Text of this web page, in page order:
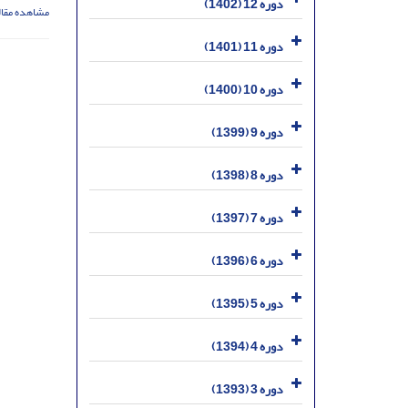
مشاهده
دوره 11 (1401)
دوره 10 (1400)
دوره 9 (1399)
دوره 8 (1398)
دوره 7 (1397)
دوره 6 (1396)
دوره 5 (1395)
دوره 4 (1394)
دوره 3 (1393)